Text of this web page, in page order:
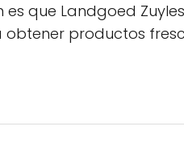
que Landgoed
productos